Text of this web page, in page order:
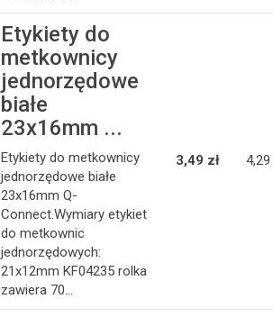
Etykiety do
metkownicy
jednorzędowe
białe
23x16mm ...
Etykiety do metkownicy
jednorzędowe białe
23x16mm Q-
Connect.Wymiary etykiet
do metkownic
jednorzędowych:
21x12mm KF04235 rolka
zawiera 70...
3,49 zł 4,29